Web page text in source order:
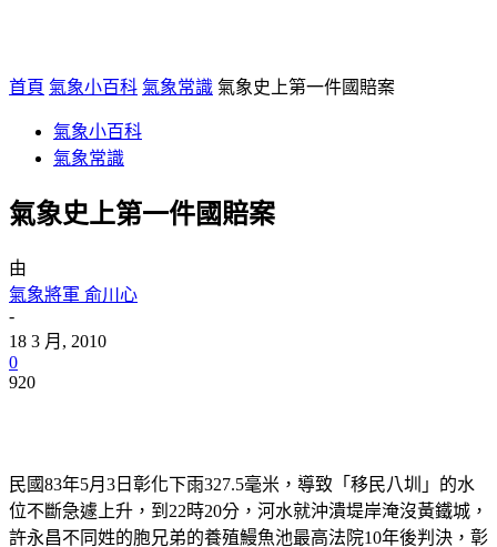
首頁 氣象小百科 氣象常識 氣象史上第一件國賠案
氣象小百科
氣象常識
氣象史上第一件國賠案
由
氣象將軍 俞川心
-
18 3 月, 2010
0
920
民國83年5月3日彰化下雨327.5毫米，導致「移民八圳」的水
位不斷急遽上升，到22時20分，河水就沖潰堤岸淹沒黃鐵城，
許永昌不同姓的胞兄弟的養殖鰻魚池最高法院10年後判決，彰